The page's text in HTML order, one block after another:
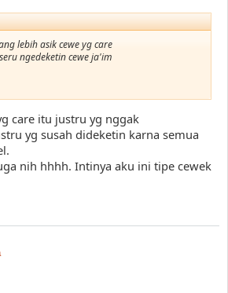
lebih asik cewe yg care
ngedeketin cewe ja'im
care itu justru yg nggak
yg susah dideketin karna semua
nih hhhh. Intinya aku ini tipe cewek